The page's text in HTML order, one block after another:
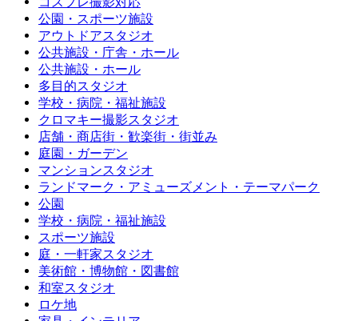
公園・スポーツ施設
アウトドアスタジオ
公共施設・庁舎・ホール
公共施設・ホール
多目的スタジオ
学校・病院・福祉施設
クロマキー撮影スタジオ
店舗・商店街・歓楽街・街並み
庭園・ガーデン
マンションスタジオ
ランドマーク・アミューズメント・テーマパーク
公園
学校・病院・福祉施設
スポーツ施設
庭・一軒家スタジオ
美術館・博物館・図書館
和室スタジオ
ロケ地